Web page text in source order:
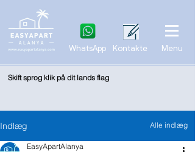
WhatsApp Kontakte Menu
Skift sprog klik på dit lands flag
Indlæg
EasyApartAlanya
Alle indlæg